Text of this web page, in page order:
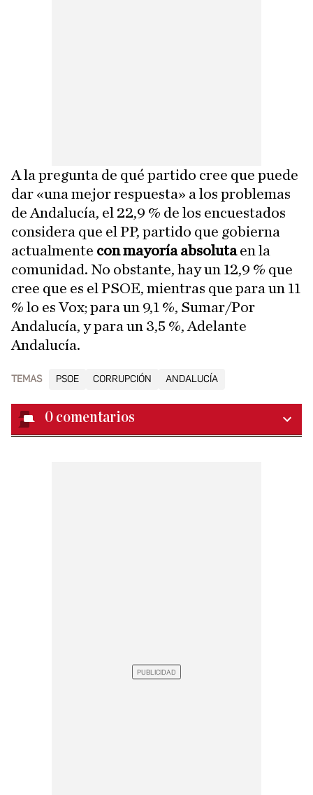
A la pregunta de qué partido cree que puede
dar «una mejor respuesta» a los problemas
de Andalucía, el 22,9 % de los encuestados
considera que el PP, partido que gobierna
actualmente con mayoría absolutaen la
comunidad. No obstante, hay un 12,9 % que
cree que es el PSOE, mientras que para un 11
% lo es Vox; para un 9,1 %, Sumar/Por
Andalucía, y para un 3,5 %, Adelante
Andalucía.
TEMAS PSOE CORRUPCIÓN ANDALUCÍA
0 comentarios